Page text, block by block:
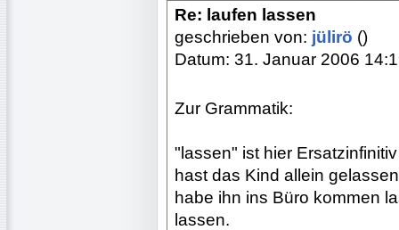
Re: laufen lassen
geschrieben von: jülirö ()
Datum: 31. Januar 2006
Zur Grammatik:
"lassen" ist hier
hast das Kind allein
habe ihn ins Büro kommen
lassen.